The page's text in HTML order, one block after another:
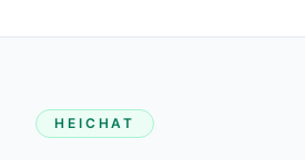
HEICHAT